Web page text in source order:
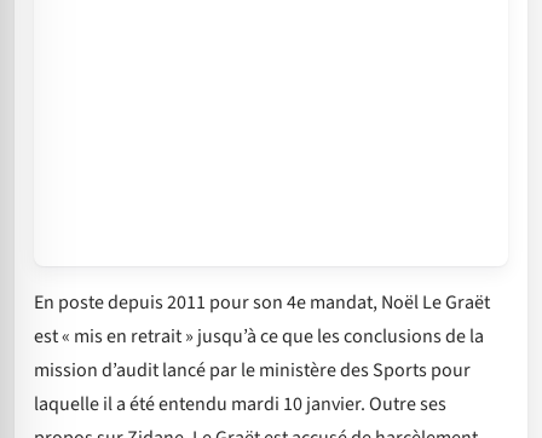
En poste depuis 2011 pour son 4e mandat, Noël Le Graët
est « mis en retrait » jusqu’à ce que les conclusions de la
mission d’audit lancé par le ministère des Sports pour
laquelle il a été entendu mardi 10 janvier. Outre ses